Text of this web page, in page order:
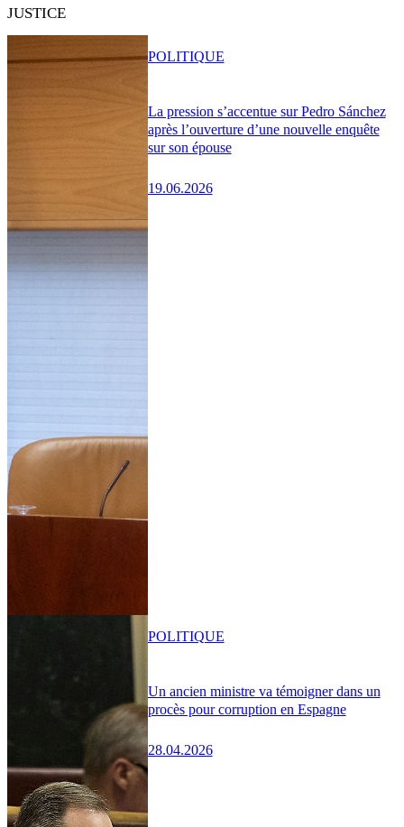
JUSTICE
La pression s’accentue sur Pedro Sánchez
après l’ouverture d’une nouvelle enquête
sur son épouse
19.06.2026
POLITIQUE
Un ancien ministre va témoigner dans un
procès pour corruption en Espagne
28.04.2026
POLITIQUE